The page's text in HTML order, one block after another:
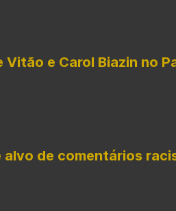
e Carol Biazin no
de comentários